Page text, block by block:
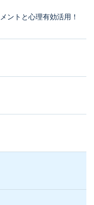
ントと心理有効活用！